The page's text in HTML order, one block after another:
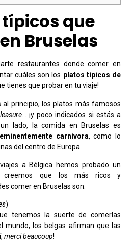
que
Bruselas
restaurantes donde comer en
cuáles son los platos típicos de
tienes que probar en tu viaje!
principio, los platos más famosos
… ¡y poco indicados si estás a
lado, la comida en Bruselas es
carnívora, como lo
del centro de Europa.
a Bélgica hemos probado un
que los más ricos y
comer en Bruselas son:
)
tenemos la suerte de comerlas
mundo, los belgas afirman que las
merci beaucoup!